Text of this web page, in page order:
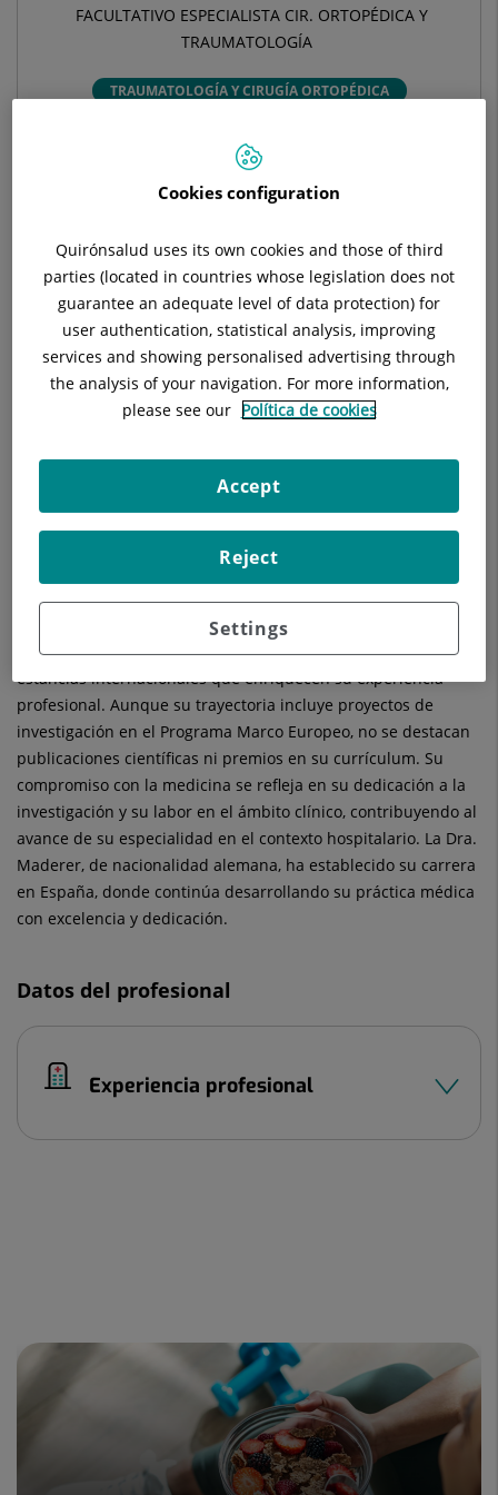
FACULTATIVO ESPECIALISTA CIR. ORTOPÉDICA Y
TRAUMATOLOGÍA
TRAUMATOLOGÍA Y CIRUGÍA ORTOPÉDICA
Pedir cita
Hospital Universitari General de Catalunya
C/ Pedro i Pons, 1
08190 Sant Cugat del Vallés Barcelona
935 656 000
Cirugía Ortopédica y Traumatología
en el Hospital Universitario General de Catalunya. Con una
sólida formación académica, ha obtenido un Grado en
Medicina, complementado por una Tesis doctoral y diversas
estancias internacionales que enriquecen su experiencia
profesional. Aunque su trayectoria incluye proyectos de
investigación en el Programa Marco Europeo, no se destacan
publicaciones científicas ni premios en su currículum. Su
compromiso con la medicina se refleja en su dedicación a la
investigación y su labor en el ámbito clínico, contribuyendo al
avance de su especialidad en el contexto hospitalario. La Dra.
Maderer, de nacionalidad alemana, ha establecido su carrera
en España, donde continúa desarrollando su práctica médica
con excelencia y dedicación.
Datos del profesional
Experiencia profesional
Cookies configuration
Quirónsalud uses its own cookies and those of third
parties (located in countries whose legislation does not
guarantee an adequate level of data protection) for
user authentication, statistical analysis, improving
services and showing personalised advertising through
the analysis of your navigation. For more information,
please see our Política de cookies
Settings
Reject
Accept